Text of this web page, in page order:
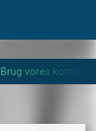
rug v ores k onta